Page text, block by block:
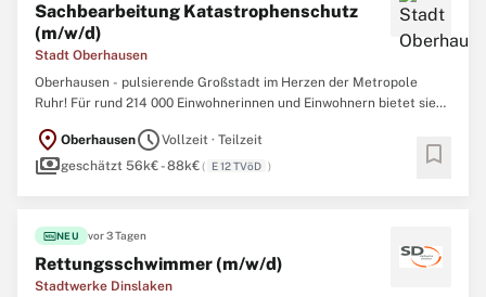
Sachbearbeitung Katastrophenschutz
(m/w/d)
Stadt Oberhausen
Oberhausen - pulsierende Großstadt im Herzen der Metropole
Ruhr! Für rund 214 000 Einwohnerinnen und Einwohnern bietet sie
öffentlichen Nahverkehr in alle Nachbarstädte sowie Radtrassen
mit regionaler Anbindung. Oberhausen steht
location_on OberhausenscheduleVollzeit · Teilzeit
paymentsgeschätzt 56k€ - 88k€( E 12 TVöD ) bookmark
fiber_newNEU vor 3 Tagen
Rettungsschwimmer (m/w/d)
Stadtwerke Dinslaken